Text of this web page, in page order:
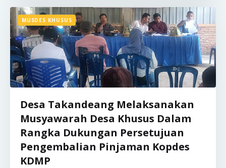
MUSDES KHUSUS
Desa Takandeang Melaksanakan
Musyawarah Desa Khusus Dalam
Rangka Dukungan Persetujuan
Pengembalian Pinjaman Kopdes
KDMP